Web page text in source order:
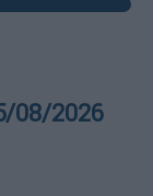
08/2026